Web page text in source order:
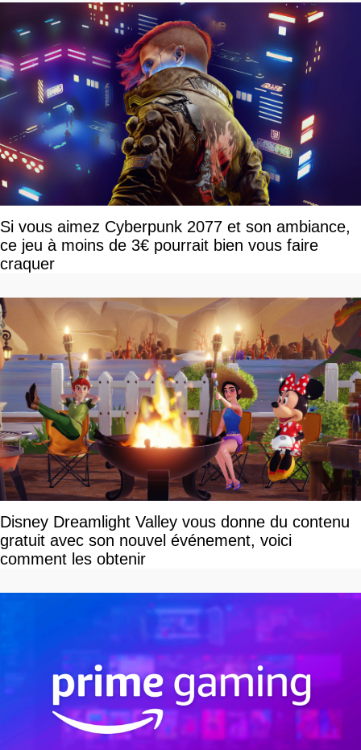
Si vous aimez Cyberpunk 2077 et son ambiance,
ce jeu à moins de 3€ pourrait bien vous faire
craquer
Disney Dreamlight Valley vous donne du contenu
gratuit avec son nouvel événement, voici
comment les obtenir